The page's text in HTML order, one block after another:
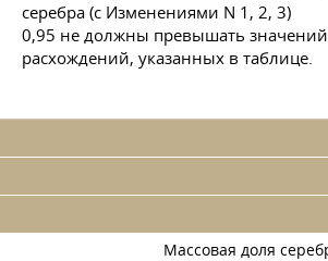
0,95 не должны превышать
расхождений, указанных в таблице.
Массовая доля